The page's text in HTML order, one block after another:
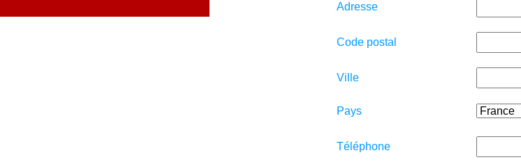
Adresse
Code postal
Ville
Pays
Téléphone